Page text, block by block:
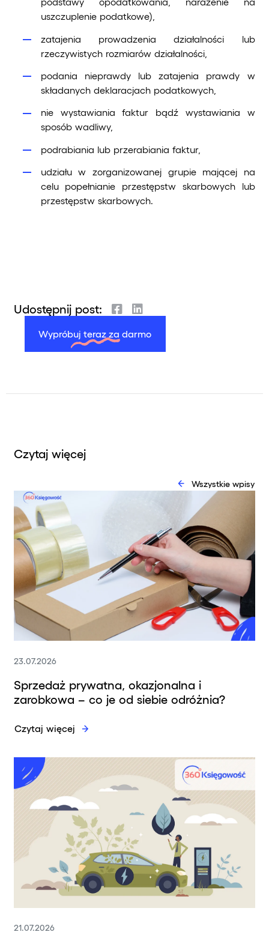
uszczuplenie podatkowe),
zatajenia prowadzenia działalności lub
rzeczywistych rozmiarów działalności,
podania nieprawdy lub zatajenia prawdy w
składanych deklaracjach podatkowych,
nie wystawiania faktur bądź wystawiania w
sposób wadliwy,
podrabiania lub przerabiania faktur,
udziału w zorganizowanej grupie mającej na
celu popełnianie przestępstw skarbowych lub
przestępstw skarbowych.
Udostępnij post:
Wypróbuj teraz za darmo
Czytaj więcej
Wszystkie wpisy
23.07.2026
Sprzedaż prywatna, okazjonalna i
zarobkowa – co je od siebie odróżnia?
Czytaj więcej
21.07.2026